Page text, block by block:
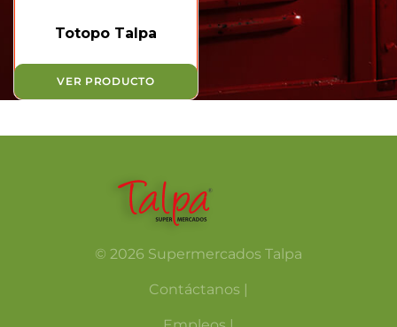
Totopo Talpa
VER PRODUCTO
© 2026 Supermercados Talpa
Contáctanos |